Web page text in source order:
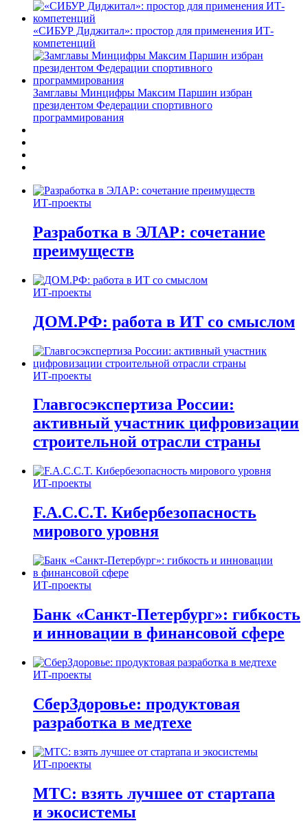
«СИБУР Диджитал»: простор для применения ИТ-
компетенций
Замглавы Минцифры Максим Паршин избран
президентом Федерации спортивного
программирования
ИТ-проекты
Разработка в ЭЛАР: сочетание
преимуществ
ИТ-проекты
ДОМ.РФ: работа в ИТ со смыслом
ИТ-проекты
Главгосэкспертиза России:
активный участник цифровизации
строительной отрасли страны
ИТ-проекты
F.A.C.C.T. Кибербезопасность
мирового уровня
ИТ-проекты
Банк «Санкт-Петербург»: гибкость
и инновации в финансовой сфере
ИТ-проекты
СберЗдоровье: продуктовая
разработка в медтехе
ИТ-проекты
МТС: взять лучшее от стартапа
и экосистемы